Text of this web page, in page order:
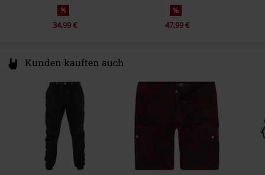
%
34,99 €
%
47,99 €
Kunden kauften auch